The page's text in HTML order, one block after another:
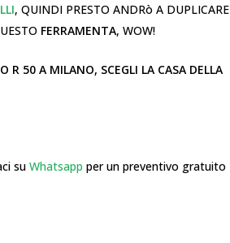
, QUINDI PRESTO ANDRò A DUPLICARE
FERRAMENTA, WOW!
R 50 A MILANO, SCEGLI LA CASA DELLA
su Whatsapp per un preventivo gratuito